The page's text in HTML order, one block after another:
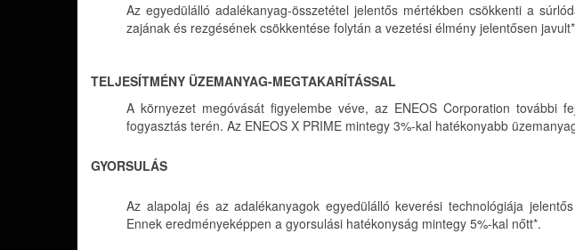
Az egyedülálló adalékanyag-összetétel jelentős mértékben csökkenti a
zajának és rezgésének csökkentése folytán a vezetési élmény jelentősen
TELJESÍTMÉNY ÜZEMANYAG-MEGTAKARÍTÁSSAL
A környezet megóvását figyelembe véve, az ENEOS Corporation további
fogyasztás terén. Az ENEOS X PRIME mintegy 3%-kal hatékonyabb
GYORSULÁS
Az alapolaj és az adalékanyagok egyedülálló keverési technológiája
Ennek eredményeképpen a gyorsulási hatékonyság mintegy 5%-kal nőtt*.